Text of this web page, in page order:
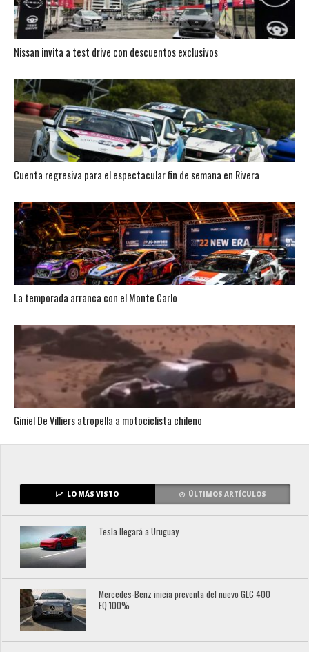
Nissan invita a test drive con descuentos exclusivos
Cuenta regresiva para el espectacular fin de semana en Rivera
La temporada arranca con el Monte Carlo
Giniel De Villiers atropella a motociclista chileno
LO MÁS VISTO ÚLTIMOS ARTÍCULOS
Tesla llegará a Uruguay
Mercedes-Benz inicia preventa del nuevo GLC 400
EQ 100%